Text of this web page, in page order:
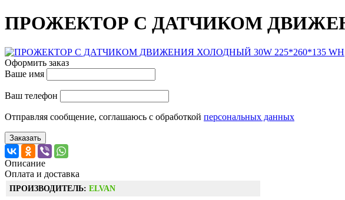
ПРОЖЕКТОР С ДАТЧИКОМ
Оформить заказ
Ваше имя
Ваш телефон
Отправляя сообщение, соглашаюсь с обработкой персональных данных
Заказать
Описание
Оплата и доставка
ПРОИЗВОДИТЕЛЬ: ELVAN